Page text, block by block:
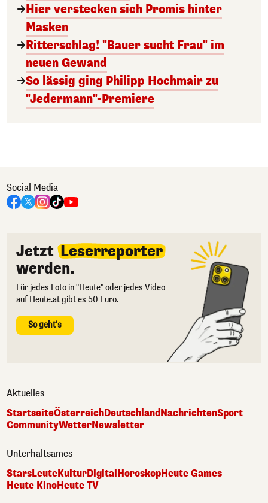
Hier verstecken sich Promis hinter
Masken
Ritterschlag! "Bauer sucht Frau" im
neuen Gewand
So lässig ging Philipp Hochmair zu
"Jedermann"-Premiere
Social Media
Jetzt Leserreporter
werden.
Für jedes Foto in "Heute" oder jedes Video
auf Heute.at gibt es 50 Euro.
So geht's
Aktuelles
StartseiteÖsterreichDeutschlandNachrichtenSport
CommunityWetterNewsletter
Unterhaltsames
StarsLeuteKulturDigital HoroskopHeute Games
Heute KinoHeute TV